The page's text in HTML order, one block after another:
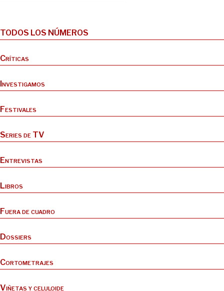
TODOS LOS NÚMEROS
Críticas
Investigamos
Festivales
Series de TV
Entrevistas
Libros
Fuera de cuadro
Dossiers
Cortometrajes
Viñetas y celuloide